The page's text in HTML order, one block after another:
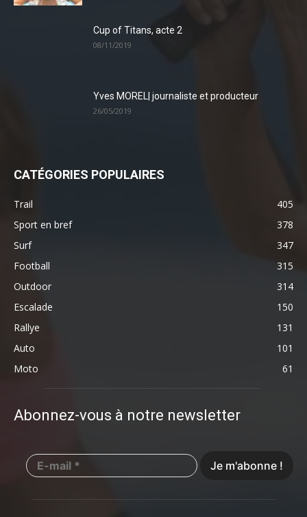
Cup of Titans, acte 2
08/11/2019
Yves MOREL| journaliste et producteur
26/05/2019
CATÉGORIES POPULAIRES
Trail
405
Sport en bref
378
Surf
347
Football
315
Outdoor
314
Escalade
150
Rallye
131
Auto
101
Moto
61
Abonnez-vous à notre newsletter